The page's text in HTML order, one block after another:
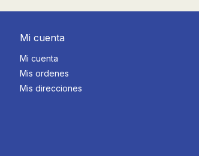
Mi cuenta
Mi cuenta
Mis ordenes
Mis direcciones